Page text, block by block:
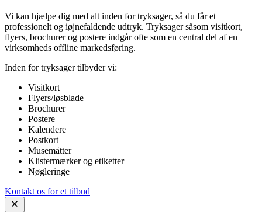
Vi kan hjælpe dig med alt inden for tryksager, så du får et
professionelt og iøjnefaldende udtryk. Tryksager såsom visitkort,
flyers, brochurer og postere indgår ofte som en central del af en
virksomheds offline markedsføring.
Inden for tryksager tilbyder vi:
Visitkort
Flyers/løsblade
Brochurer
Postere
Kalendere
Postkort
Musemåtter
Klistermærker og etiketter
Nøgleringe
Kontakt os for et tilbud